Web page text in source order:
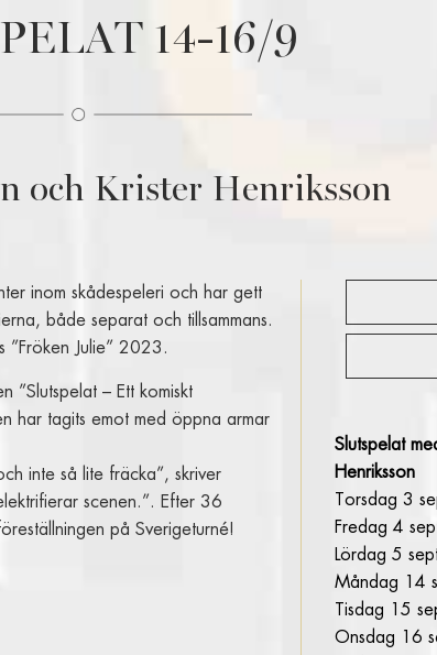
14-16/9
och Krister Henriksson
inom skådespeleri och har gett
både separat och tillsammans.
”Fröken Julie” 2023.
”Slutspelat – Ett komiskt
har tagits emot med öppna armar
inte så lite fräcka”, skriver
scenen.”. Efter 36
på Sverigeturné!
Slutspelat
Henriksson
Torsdag 3
Fredag 4
Lördag 5
Måndag 14
Tisdag 15
Onsdag 16